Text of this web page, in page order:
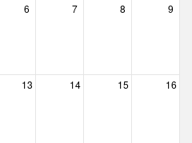
6 7 8 9
13 14 15 16